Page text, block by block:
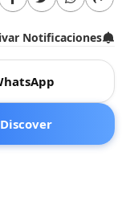
Notificaciones